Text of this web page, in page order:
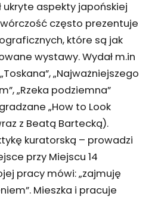
ukryte aspekty japońskiej
często prezentuje
które są jak
wystawy. Wydał m.in
„Najważniejszego
„Rzeka podziemna”
„How to Look
z Beatą Bartecką).
kuratorską – prowadzi
przy Miejscu 14
pracy mówi: „zajmuję
Mieszka i pracuje